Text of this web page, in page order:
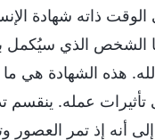
ذاته شهادة
الذي سيُكمل
هذه الشهادة هي ما
عمله. ينقسم
أنه إذ تمر العصور